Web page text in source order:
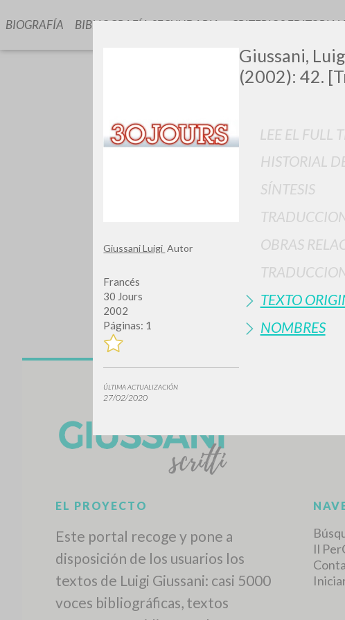
Giussani Luigi Autor
Francés
30 Jours
2002
Páginas: 1
ÚLTIMA ACTUALIZACIÓN
27/02/2020
Giussani,
(2002): 42.
LEE EL FULL
HISTORIAL
SÍNTESIS
OBRAS
TEXTO
NOMBRES
BIOGRAFÍA BIBLIOGRAFÍA SECUNDARIA CRITERIOS
IDIOMA
EL PROYECTO
Este portal recoge y pone a
disposición de los usuarios los
textos de Luigi Giussani: casi 5000
voces bibliográficas, textos
Il